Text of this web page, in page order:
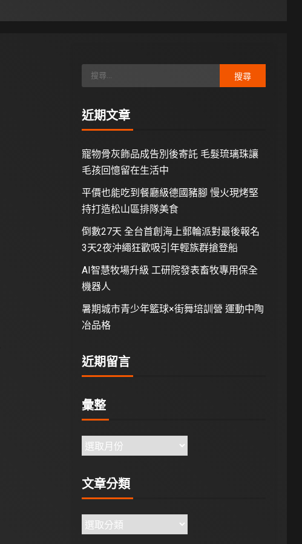
近期文章
寵物骨灰飾品成告別後寄託 毛髮琉璃珠讓
毛孩回憶留在生活中
平價也能吃到餐廳級德國豬腳 慢火現烤堅
持打造松山區排隊美食
倒數27天 全台首創海上郵輪派對最後報名
3天2夜沖繩狂歡吸引年輕族群搶登船
AI智慧牧場升級 工研院發表畜牧專用保全
機器人
暑期城市青少年籃球×街舞培訓營 運動中陶
冶品格
近期留言
彙整
文章分類